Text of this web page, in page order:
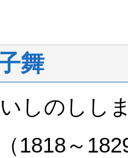
舞
しのしし
1818～